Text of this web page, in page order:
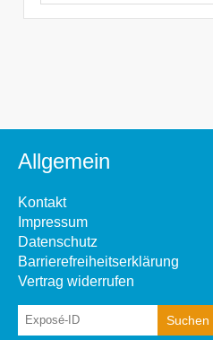
Allgemein
Kontakt
Impressum
Datenschutz
Barrierefreiheitserklärung
Vertrag widerrufen